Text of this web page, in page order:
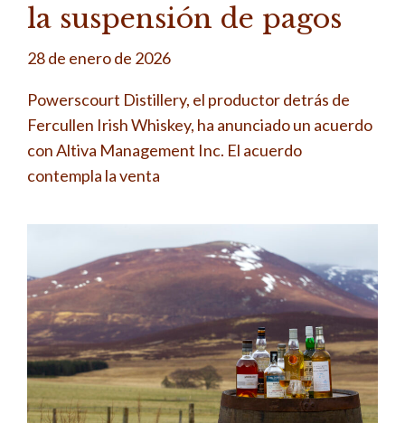
la suspensión de pagos
28 de enero de 2026
Powerscourt Distillery, el productor detrás de
Fercullen Irish Whiskey, ha anunciado un acuerdo
con Altiva Management Inc. El acuerdo
contempla la venta